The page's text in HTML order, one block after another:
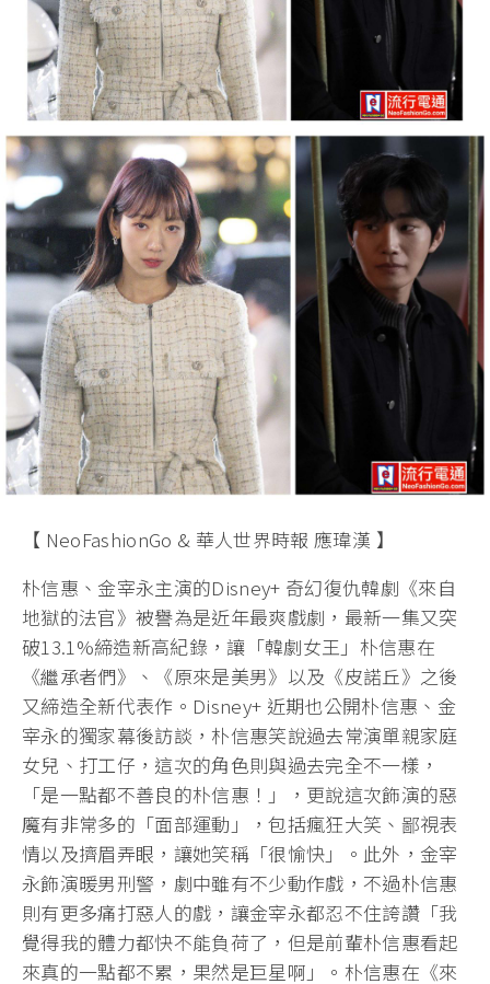
【 NeoFashionGo & 華人世界時報 應瑋漢 】
朴信惠、金宰永主演的Disney+ 奇幻復仇韓劇《來自
地獄的法官》被譽為是近年最爽戲劇，最新一集又突
破13.1%締造新高紀錄，讓「韓劇女王」朴信惠在
《繼承者們》、《原來是美男》以及《皮諾丘》之後
又締造全新代表作。Disney+ 近期也公開朴信惠、金
宰永的獨家幕後訪談，朴信惠笑說過去常演單親家庭
女兒、打工仔，這次的角色則與過去完全不一樣，
「是一點都不善良的朴信惠！」，更說這次飾演的惡
魔有非常多的「面部運動」，包括瘋狂大笑、鄙視表
情以及擠眉弄眼，讓她笑稱「很愉快」。此外，金宰
永飾演暖男刑警，劇中雖有不少動作戲，不過朴信惠
則有更多痛打惡人的戲，讓金宰永都忍不住誇讚「我
覺得我的體力都快不能負荷了，但是前輩朴信惠看起
來真的一點都不累，果然是巨星啊」。朴信惠在《來